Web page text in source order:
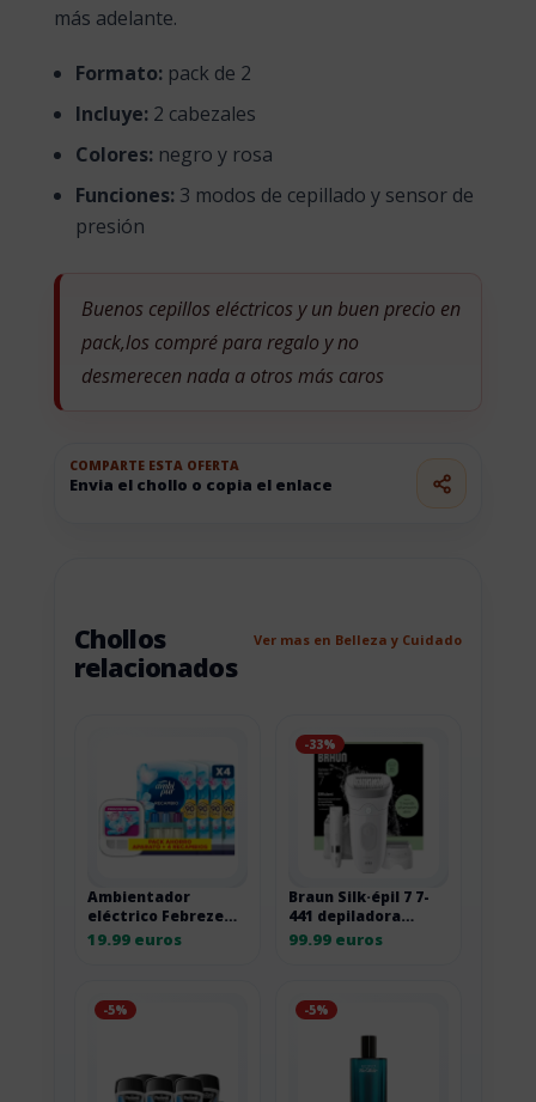
más adelante.
Formato: pack de 2
Incluye: 2 cabezales
Colores: negro y rosa
Funciones: 3 modos de cepillado y sensor de
presión
Buenos cepillos eléctricos y un buen precio en
pack,los compré para regalo y no
desmerecen nada a otros más caros
COMPARTE ESTA OFERTA
Envia el chollo o copia el enlace
Chollos
relacionados
Ver mas en Belleza y Cuidado
Ambientador
eléctrico Febreze
3Volution con
19.99 euros
-33%
Braun Silk·épil 7 7-
441 depiladora
eléctrica con
99.99 euros
-5% -5%